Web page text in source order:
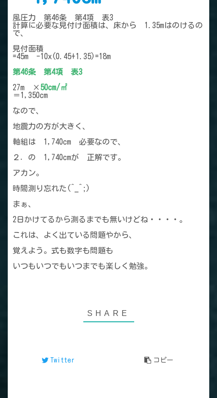
風圧力 第46条 第4項 表3
計算に必要な見付け面積は、床から 1.35mはのけるの
で、
見付面積
=45m²-10x(0.45+1.35)=18m²
第46条 第4項 表3
27m²× 50cm/㎡
＝1,350cm
なので、
地震力の方が大きく、
軸組は 1,740cm 必要なので、
２．の 1,740cmが 正解です。
アカン。
時間測り忘れた(^_^;)
まぁ、
2日かけてるから測るまでも無いけどね・・・・。
これは、よく出ている問題やから、
覚えよう。式も数字も問題も
いつもいつでもいつまでも楽しく勉強。
Twitter コピー